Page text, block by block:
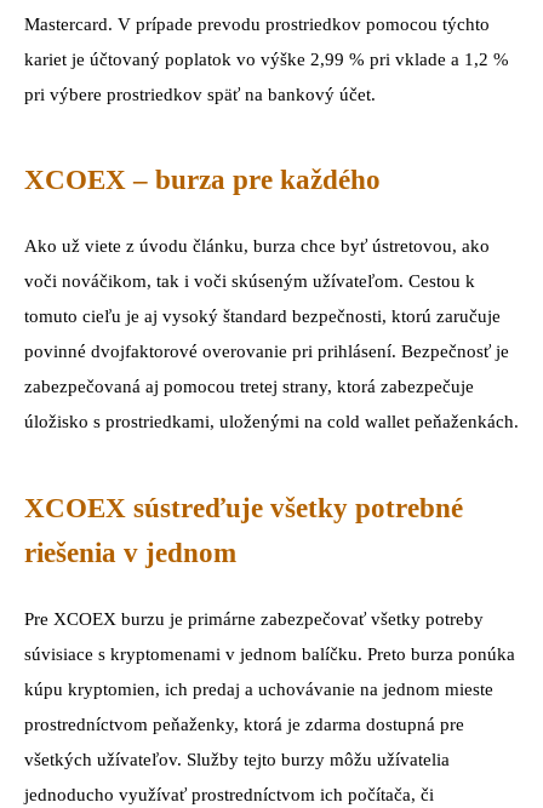
Mastercard. V prípade prevodu prostriedkov pomocou týchto
kariet je účtovaný poplatok vo výške 2,99 % pri vklade a 1,2 %
pri výbere prostriedkov späť na bankový účet.
XCOEX – burza pre každého
Ako už viete z úvodu článku, burza chce byť ústretovou, ako
voči nováčikom, tak i voči skúseným užívateľom. Cestou k
tomuto cieľu je aj vysoký štandard bezpečnosti, ktorú zaručuje
povinné dvojfaktorové overovanie pri prihlásení. Bezpečnosť je
zabezpečovaná aj pomocou tretej strany, ktorá zabezpečuje
úložisko s prostriedkami, uloženými na cold wallet peňaženkách.
XCOEX sústreďuje všetky potrebné
riešenia v jednom
Pre XCOEX burzu je primárne zabezpečovať všetky potreby
súvisiace s kryptomenami v jednom balíčku. Preto burza ponúka
kúpu kryptomien, ich predaj a uchovávanie na jednom mieste
prostredníctvom peňaženky, ktorá je zdarma dostupná pre
všetkých užívateľov. Služby tejto burzy môžu užívatelia
jednoducho využívať prostredníctvom ich počítača, či